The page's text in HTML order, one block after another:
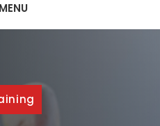
MENU